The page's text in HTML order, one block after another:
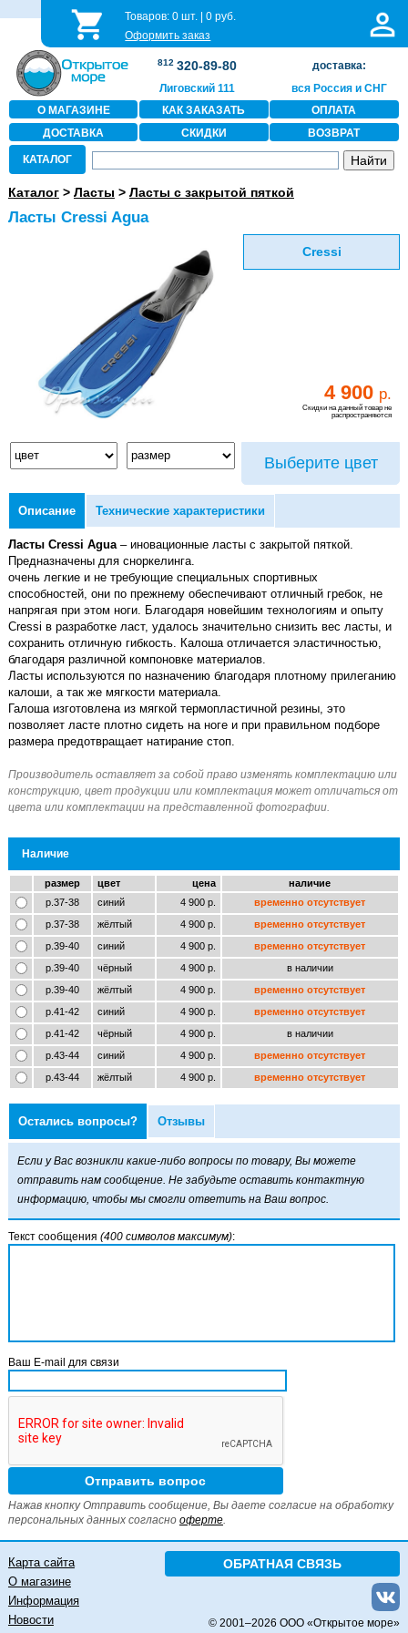
Товаров:0 шт. |0 руб.
Оформить заказ
812 320-89-80
Лиговский 111
доставка:
вся Россия и СНГ
О МАГАЗИНЕ
КАК ЗАКАЗАТЬ
ОПЛАТА
ДОСТАВКА
СКИДКИ ВОЗВРАТ
КАТАЛОГ
Каталог> Ласты > Ласты с закрытой пяткой
Ласты Cressi Agua
Cressi
4 900 р.
Скидки на данный товар не
распространяются
Выберите цвет
Описание Технические характеристики
Ласты Cressi Agua– иновационные ласты с закрытой пяткой.
Предназначены для сноркелинга.
очень легкие и не требующие специальных спортивных
способностей, они по прежнему обеспечивают отличный гребок, не
напрягая при этом ноги. Благодаря новейшим технологиям и опыту
Cressi в разработке ласт, удалось значительно снизить вес ласты, и
сохранить отличную гибкость. Калоша отличается эластичностью,
благодаря различной компоновке материалов.
Ласты используются по назначению благодаря плотному прилеганию
калоши, а так же мягкости материала.
Галоша изготовлена из мягкой термопластичной резины, это
позволяет ласте плотно сидеть на ноге и при правильном подборе
размера предотвращает натирание стоп.
Наличие
размер цвет цена
наличие
р.37-38
синий 4 900 р.
временно отсутствует
р.37-38
жёлтый 4 900 р.
временно отсутствует
р.39-40
синий 4 900 р.
временно отсутствует
р.39-40
чёрный 4 900 р.
в наличии
р.39-40
жёлтый 4 900 р.
временно отсутствует
р.41-42
синий 4 900 р.
временно отсутствует
р.41-42
чёрный 4 900 р.
в наличии
р.43-44
синий 4 900 р.
временно отсутствует
р.43-44
жёлтый 4 900 р. временно отсутствует
Остались вопросы? Отзывы
Если у Вас возникли какие-либо вопросы по товару, Вы можете
отправить нам сообщение. Не забудьте оставить контактную
информацию, чтобы мы смогли ответить на Ваш вопрос.
Текст сообщения (400 символов максимум):
Ваш E-mail для связи
Нажав кнопку Отправить сообщение, Вы даете согласие на обработку
персональных данных согласно оферте.
ОБРАТНАЯ СВЯЗЬ
© 2001–2026 ООО «Открытое море»
Карта сайта
О магазине
Информация
Новости